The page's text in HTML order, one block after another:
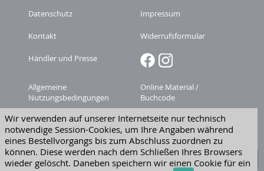
Wir verwenden auf unserer Internetseite nur technisch
notwendige Session-Cookies, um Ihre Angaben während
eines Bestellvorgangs bis zum Abschluss zuordnen zu
können. Diese werden nach dem Schließen Ihres Browsers
wieder gelöscht. Daneben speichern wir einen Cookie für ein
Datenschutz Impressum
Kontakt Widerrufsformular
Händler und Presse
Allgemeine
Nutzungsbedingungen
Online Material /
Buchcode
Zeitschriften-
Abonnement kündigen
Versandkosten
Widerruf erklären